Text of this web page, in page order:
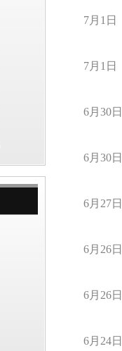
7月1日
7月1日
6月30日
6月30日
6月27日
6月26日
6月26日
6月24日